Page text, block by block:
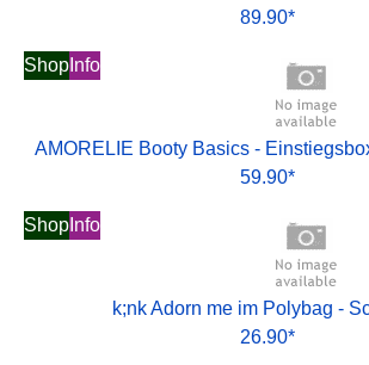
89.90*
Shop Info
AMORELIE Booty Basics -
59.90*
Shop Info
k;nk Adorn me im Polybag -
26.90*